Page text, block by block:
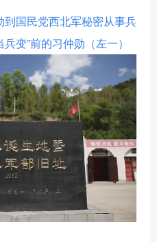
国民党西北军秘密从事兵
兵变”前的习仲勋（左一）